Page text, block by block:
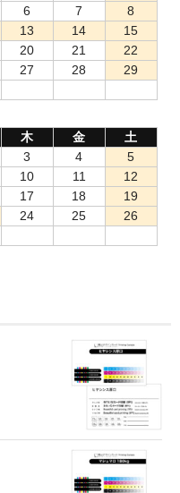
6 7
8
13 14
15
20 21
22
27 28
29
木 金
土
3 4
5
10 11
12
17 18
19
24 25
26